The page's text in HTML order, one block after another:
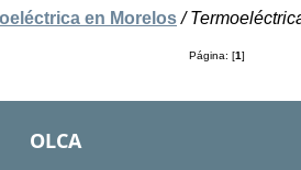
en Morelos/
Página: [1]
OLCA